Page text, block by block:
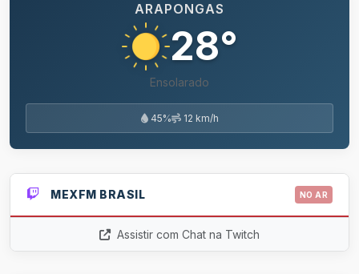
ARAPONGAS
28°
Ensolarado
45% 12 km/h
MEXFM BRASIL NO AR
Assistir com Chat na Twitch